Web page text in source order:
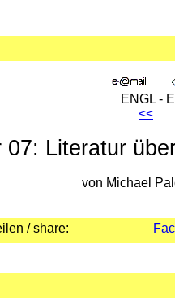
ENGL -
<<
07: Literatur
von Michael
/ share: